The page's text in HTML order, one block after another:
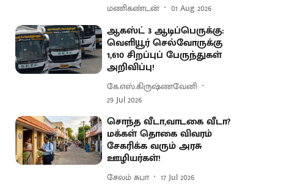
மணிகண்டன் 01 Aug 2026
ஆகஸ்ட் 3 ஆடிப்பெருக்கு:
வெளியூர் செல்வோருக்கு
1,610 சிறப்புப் பேருந்துகள்
அறிவிப்பு!
கே.எஸ்.கிருஷ்ணவேனி
29 Jul 2026
சொந்த வீடா,வாடகை வீடா?
மக்கள் தொகை விவரம்
சேகரிக்க வரும் அரசு
ஊழியர்கள்!
சேலம் சுபா 17 Jul 2026